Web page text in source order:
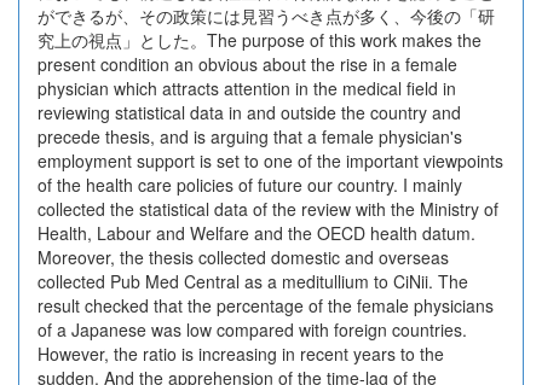
ができるが、その政策には見習うべき点が多く、今後の「研
究上の視点」とした。The purpose of this work makes the
present condition an obvious about the rise in a female
physician which attracts attention in the medical field in
reviewing statistical data in and outside the country and
precede thesis, and is arguing that a female physician's
employment support is set to one of the important viewpoints
of the health care policies of future our country. I mainly
collected the statistical data of the review with the Ministry of
Health, Labour and Welfare and the OECD health datum.
Moreover, the thesis collected domestic and overseas
collected Pub Med Central as a meditullium to CiNii. The
result checked that the percentage of the female physicians
of a Japanese was low compared with foreign countries.
However, the ratio is increasing in recent years to the
sudden. And the apprehension of the time-lag of the